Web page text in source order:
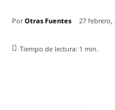
Por Otras Fuentes 27 febrero,
Tiempo de lectura: 1 min.